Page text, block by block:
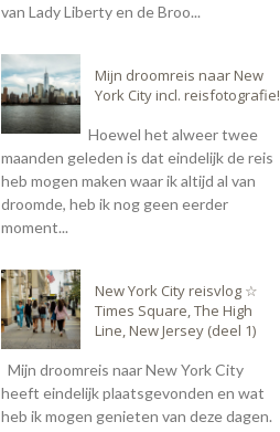
van Lady Liberty en de Broo...
Mijn droomreis naar New
York City incl. reisfotografie!
Hoewel het alweer twee
maanden geleden is dat eindelijk de reis
heb mogen maken waar ik altijd al van
droomde, heb ik nog geen eerder
moment...
New York City reisvlog ☆
Times Square, The High
Line, New Jersey (deel 1)
Mijn droomreis naar New York City
heeft eindelijk plaatsgevonden en wat
heb ik mogen genieten van deze dagen.